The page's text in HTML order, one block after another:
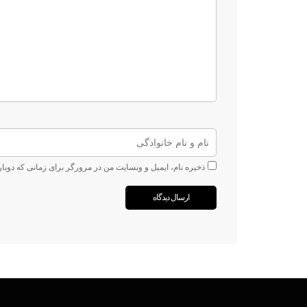
ذخیره نام، ایمیل و وبسایت من در مرورگر برای زمانی که